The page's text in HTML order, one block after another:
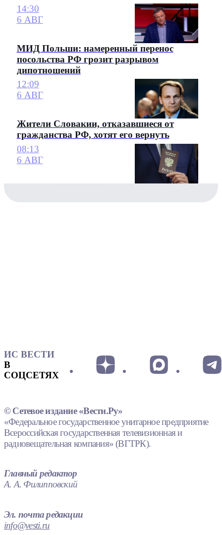
14:30
6 АВГ
МИД Польши: намеренный перенос
посольства РФ грозит разрывом
дипотношений
12:09
6 АВГ
Жители Словакии, отказавшиеся от
гражданства РФ, хотят его вернуть
08:13
6 АВГ
ИС ВЕСТИ
В
СОЦСЕТЯХ
© Сетевое издание «Вести.Ру»
«Федеральное государственное унитарное предприятие
Всероссийская государственная телевизионная и
радиовещательная компания» (ВГТРК).
Главный редактор
А. А. Филипповский
Эл. почта редакции
info@vesti.ru